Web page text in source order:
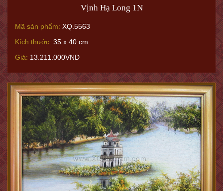
Vịnh Hạ Long 1N
Mã sản phẩm: XQ.5563
Kích thước: 35 x 40 cm
Giá: 13.211.000VNĐ